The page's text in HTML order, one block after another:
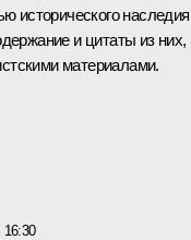
исторического наследия
и цитаты из них,
материалами.
16:30